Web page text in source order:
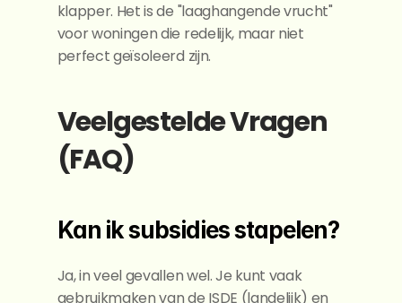
klapper. Het is de "laaghangende vrucht"
voor woningen die redelijk, maar niet
perfect geïsoleerd zijn.
Veelgestelde Vragen
(FAQ)
Kan ik subsidies stapelen?
Ja, in veel gevallen wel. Je kunt vaak
gebruikmaken van de ISDE (landelijk) en